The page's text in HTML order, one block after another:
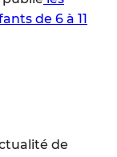
de 6 à 11
de